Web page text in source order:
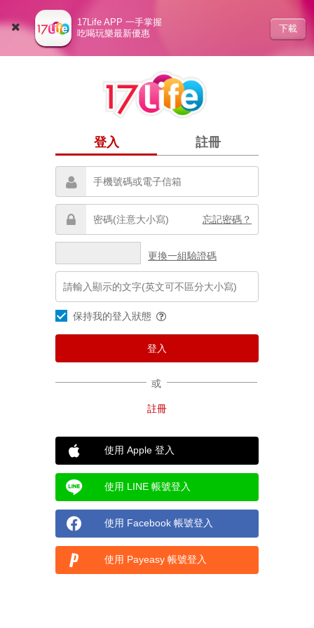
17Life APP 一手掌握
吃喝玩樂最新優惠
下載
登入 註冊
忘記密碼？
更換一組驗證碼
保持我的登入狀態
或
使用 Apple 登入
使用 LINE 帳號登入
使用 Facebook 帳號登入
使用 Payeasy 帳號登入